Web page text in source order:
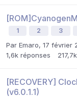
1 2 3
Par Emaro, 17 février
1,6k réponses 217,7k
[RECOVERY]
(v6.0.1.1)